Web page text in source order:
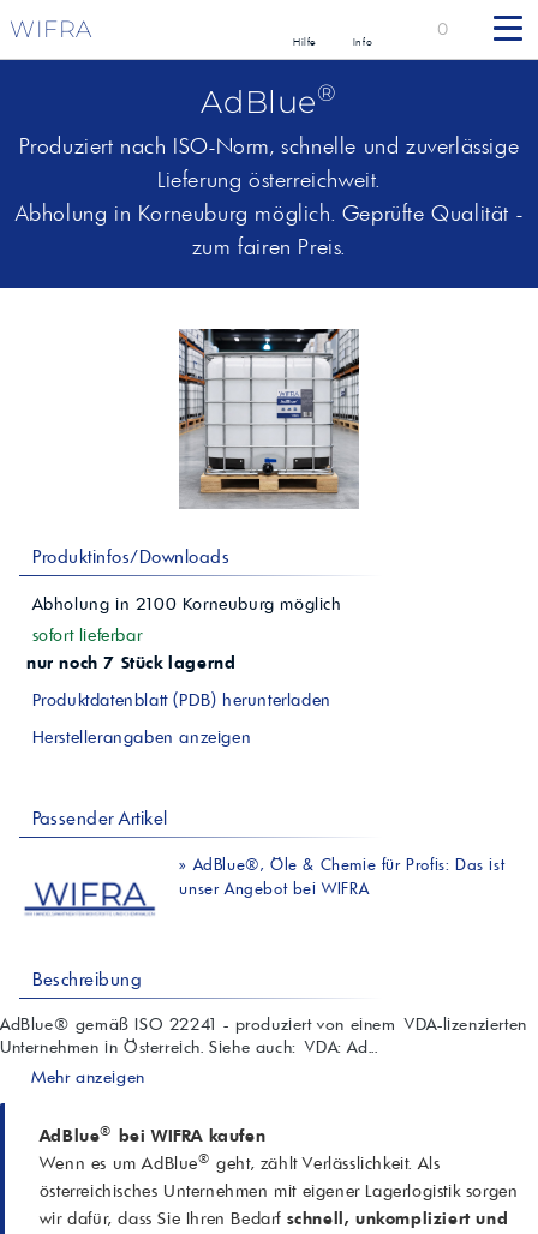
WIFRA Hilfe Info
0
AdBlue®
Produziert nach ISO-Norm, schnelle und zuverlässige
Lieferung österreichweit.
Abholung in Korneuburg möglich. Geprüfte Qualität -
zum fairen Preis.
Produktinfos/Downloads
Abholung in 2100 Korneuburg möglich
sofort lieferbar
nur noch 7 Stück lagernd
Produktdatenblatt (PDB) herunterladen
Herstellerangaben anzeigen
Passender Artikel
» AdBlue®, Öle & Chemie für Profis: Das ist
unser Angebot bei WIFRA
Beschreibung
AdBlue® gemäß ISO 22241 - produziert von einem VDA-lizenzierten
Unternehmen in Österreich. Siehe auch: VDA: Ad...
Mehr anzeigen
AdBlue® bei WIFRA kaufen
Wenn es um AdBlue® geht, zählt Verlässlichkeit. Als
österreichisches Unternehmen mit eigener Lagerlogistik sorgen
wir dafür, dass Sie Ihren Bedarf schnell, unkompliziert und